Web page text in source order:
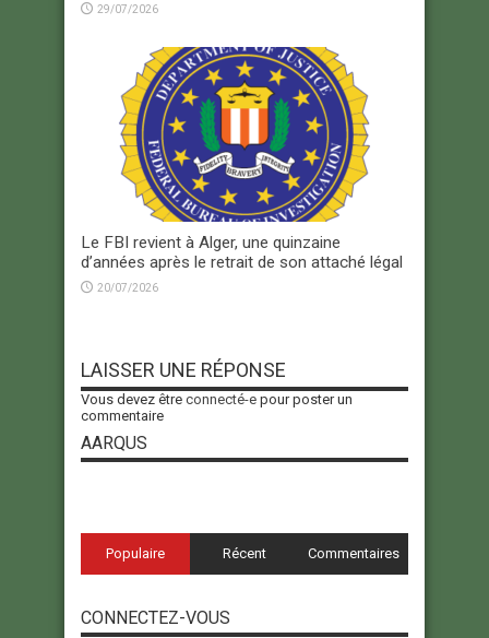
29/07/2026
Le FBI revient à Alger, une quinzaine
d’années après le retrait de son attaché légal
20/07/2026
LAISSER UNE RÉPONSE
Vous devez être connecté-e pour poster un
commentaire
AARQUS
Populaire Récent Commentaires
CONNECTEZ-VOUS